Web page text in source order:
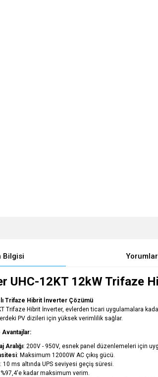
Bilgisi Yorumlar
UHC-12KT 12kW Trifaze
Trifaze Hibrit İnverter Çözümü
Trifaze Hibrit İnverter, evlerden ticari uygulamalara
PV dizileri için yüksek verimlilik sağlar.
Aralığı: 200V - 950V, esnek panel düzenlemeleri için
: Maksimum 12000W AC çıkış gücü.
: 10 ms altında UPS seviyesi geçiş süresi.
%97,4'e kadar maksimum verim.